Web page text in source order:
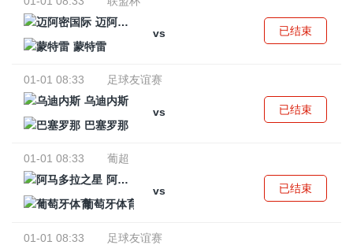
迈阿密国际
vs
蒙特雷
已结束
01-01 08:33
足球友谊赛
乌迪内斯
vs
巴塞罗那
已结束
01-01 08:33
葡超
阿马多拉之星
vs
葡萄牙体育
已结束
01-01 08:33
足球友谊赛